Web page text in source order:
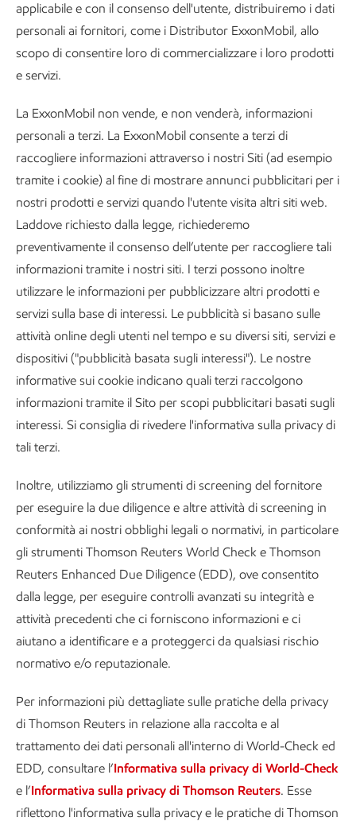
applicabile e con il consenso dell'utente, distribuiremo i dati
personali ai fornitori, come i Distributor ExxonMobil, allo
scopo di consentire loro di commercializzare i loro prodotti
e servizi.
La ExxonMobil non vende, e non venderà, informazioni
personali a terzi. La ExxonMobil consente a terzi di
raccogliere informazioni attraverso i nostri Siti (ad esempio
tramite i cookie) al fine di mostrare annunci pubblicitari per i
nostri prodotti e servizi quando l'utente visita altri siti web.
Laddove richiesto dalla legge, richiederemo
preventivamente il consenso dell’utente per raccogliere tali
informazioni tramite i nostri siti. I terzi possono inoltre
utilizzare le informazioni per pubblicizzare altri prodotti e
servizi sulla base di interessi. Le pubblicità si basano sulle
attività online degli utenti nel tempo e su diversi siti, servizi e
dispositivi ("pubblicità basata sugli interessi"). Le nostre
informative sui cookie indicano quali terzi raccolgono
informazioni tramite il Sito per scopi pubblicitari basati sugli
interessi. Si consiglia di rivedere l'informativa sulla privacy di
tali terzi.
Inoltre, utilizziamo gli strumenti di screening del fornitore
per eseguire la due diligence e altre attività di screening in
conformità ai nostri obblighi legali o normativi, in particolare
gli strumenti Thomson Reuters World Check e Thomson
Reuters Enhanced Due Diligence (EDD), ove consentito
dalla legge, per eseguire controlli avanzati su integrità e
attività precedenti che ci forniscono informazioni e ci
aiutano a identificare e a proteggerci da qualsiasi rischio
normativo e/o reputazionale.
Per informazioni più dettagliate sulle pratiche della privacy
di Thomson Reuters in relazione alla raccolta e al
trattamento dei dati personali all'interno di World-Check ed
EDD, consultare l’Informativa sulla privacy di World-Check
e l’Informativa sulla privacy di Thomson Reuters. Esse
riflettono l'informativa sulla privacy e le pratiche di Thomson